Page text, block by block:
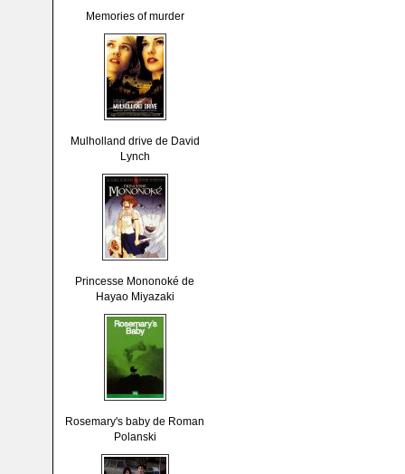
Memories of murder
Mulholland drive de David
Lynch
Princesse Mononoké de
Hayao Miyazaki
Rosemary's baby de Roman
Polanski